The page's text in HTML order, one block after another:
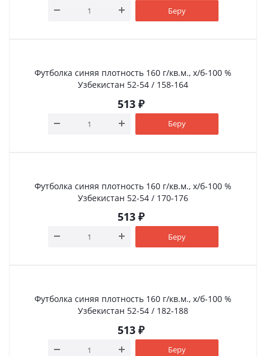
Беру
Футболка синяя плотность 160 г/кв.м., х/б-100 %
Узбекистан 52-54 / 158-164
513 ₽
Беру
Футболка синяя плотность 160 г/кв.м., х/б-100 %
Узбекистан 52-54 / 170-176
513 ₽
Беру
Футболка синяя плотность 160 г/кв.м., х/б-100 %
Узбекистан 52-54 / 182-188
513 ₽
Беру